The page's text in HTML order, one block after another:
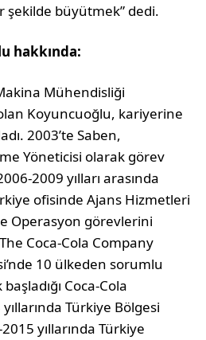
şekilde büyütmek” dedi.
hakkında:
Mühendisliği
Koyuncuoğlu, kariyerine
2003’te Saben,
Yöneticisi olarak görev
2009 yılları arasında
ofisinde Ajans Hizmetleri
Operasyon görevlerini
Coca-Cola Company
10 ülkeden sorumlu
Coca-Cola
Türkiye Bölgesi
yıllarında Türkiye